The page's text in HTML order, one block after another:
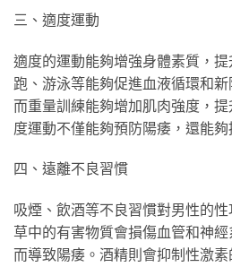
三、適度運動
適度的運動能夠增強身體素質，
跑、游泳等能夠促進血液循環和
而重量訓練能夠增加肌肉強度，
度運動不僅能夠預防陽痿，還能夠
四、遠離不良習慣
吸煙、飲酒等不良習慣對男性的
草中的有害物質會損傷血管和神
而導致陽痿。酒精則會抑制性激